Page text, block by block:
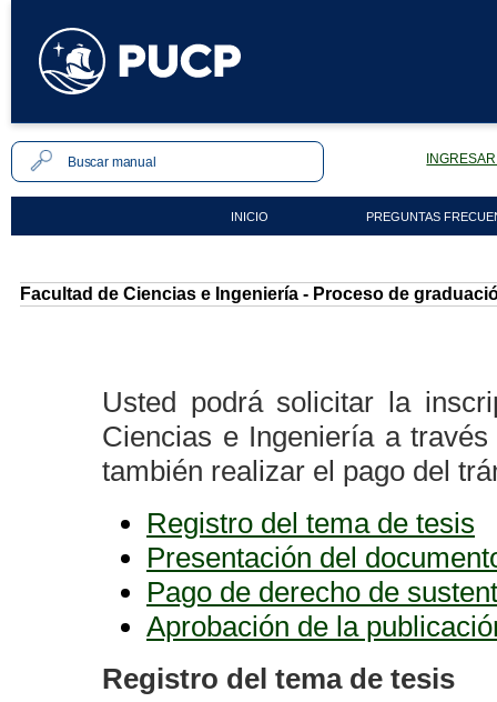
INICIO PREGUNTAS
Facultad de Ciencias e Ingeniería - Proceso de
Usted podrá solicitar la
Ciencias e Ingeniería a
también realizar el pago del
Registro del tema de tesis
Presentación del
Pago de derecho de
Aprobación de la
Registro del tema de tesis